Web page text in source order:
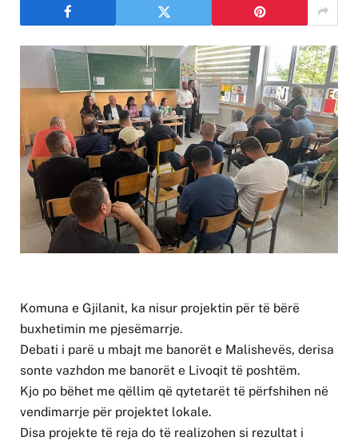
Komuna e Gjilanit, ka nisur projektin për të bërë
buxhetimin me pjesëmarrje.
Debati i parë u mbajt me banorët e Malishevës, derisa
sonte vazhdon me banorët e Livoqit të poshtëm.
Kjo po bëhet me qëllim që qytetarët të përfshihen në
vendimarrje për projektet lokale.
Disa projekte të reja do të realizohen si rezultat i